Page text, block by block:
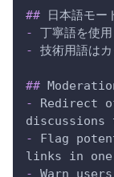
## 日本語モー
-
丁寧語を使用
-
技術用語は
##
-
Redirect
discussions
-
Flag
links in one
-
Warn